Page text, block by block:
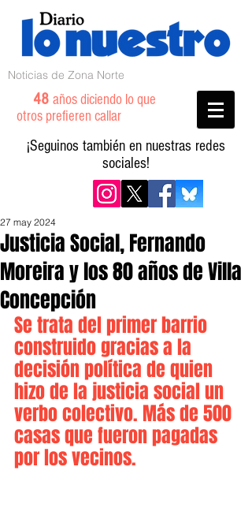
Noticias de Zona Norte
48 años diciendo lo que
otros prefieren callar
¡Seguinos también en nuestras redes
sociales!
Justicia Social, Fernando
Moreira y los 80 años de Villa
Concepción
27 may 2024
Se trata del primer barrio
construido gracias a la
decisión política de quien
hizo de la justicia social un
verbo colectivo. Más de 500
casas que fueron pagadas
por los vecinos.